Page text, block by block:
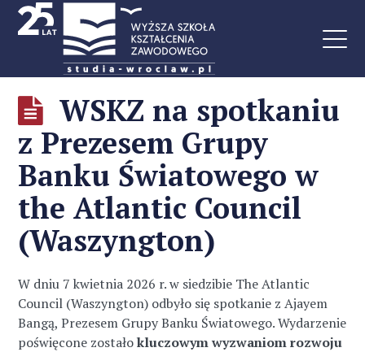
WSKZ na spotkaniu
z Prezesem Grupy
Banku Światowego w
the Atlantic Council
(Waszyngton)
W dniu 7 kwietnia 2026 r. w siedzibie The Atlantic
Council (Waszyngton) odbyło się spotkanie z Ajayem
Bangą, Prezesem Grupy Banku Światowego. Wydarzenie
poświęcone zostałokluczowym wyzwaniom rozwoju